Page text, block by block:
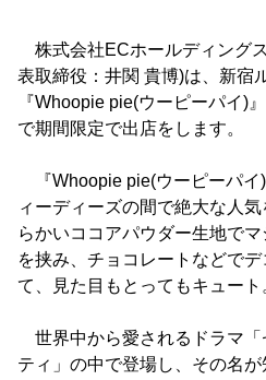
株式会社ECホールディング
表取締役：井関 貴博)は、新宿
『Whoopie pie(ウーピーパイ)
で期間限定で出店をします。
『Whoopie pie(ウーピーパイ
ィーディーズの間で絶大な人
らかいココアパウダー生地で
を挟み、チョコレートなどで
て、見た目もとってもキュート
世界中から愛されるドラマ「
ティ」の中で登場し、その名